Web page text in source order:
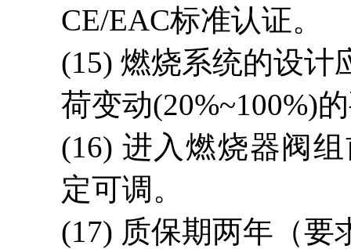
CE/EAC标准认证。
(15)燃烧系统的设计
荷变动(20%~100%)
(16) 进入燃烧器阀
定可调。
(17) 质保期两年（要